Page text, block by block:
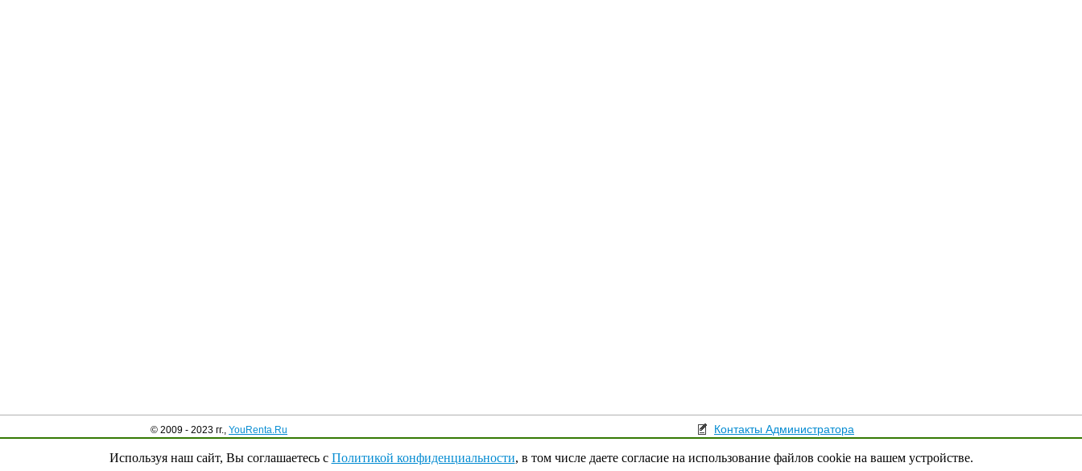
© 2009 - 2023 гг., YouRenta.Ru Контакты Администратора
Политика конфиденциальности
Используя наш сайт, Вы соглашаетесь с Политикой конфиденциальности, в том числе даете согласие на использование файлов cookie на вашем устройстве.